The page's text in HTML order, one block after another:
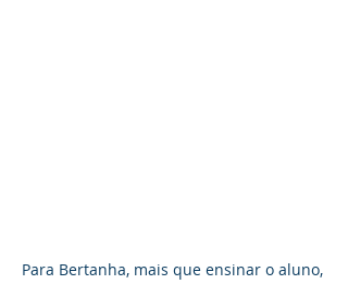
Para Bertanha, mais que ensinar o aluno,